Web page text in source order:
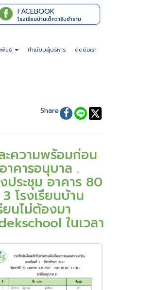
FACEBOOK
โรงเรียนบ้านเด็กวารินชำราบ
พันธ์ ทำเนียบผู้บริหาร ติดต่อเรา
Share
ะความพร้อมก่อน
คารอนุบาล .
ระชุม อาคาร 80
โรงเรียนบ้าน
ยนไม่ต้องมา
ในเวลา